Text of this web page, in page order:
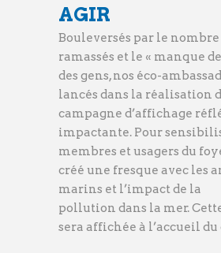
AGIR
Bouleversés par le nombre
ramassés et le « manque
des gens, nos éco-
lancés dans la réalisation
campagne d’affichage
impactante. Pour
membres et usagers du
créé une fresque avec les
marins et l’impact de la
pollution dans la mer.
sera affichée à l’accueil